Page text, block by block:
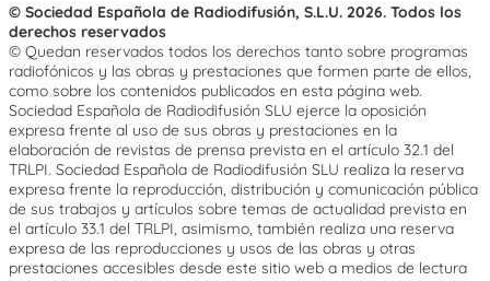
© Sociedad Española de Radiodifusión, S.L.U. 2026. Todos los
derechos reservados
© Quedan reservados todos los derechos tanto sobre programas
radiofónicos y las obras y prestaciones que formen parte de ellos,
como sobre los contenidos publicados en esta página web.
Sociedad Española de Radiodifusión SLU ejerce la oposición
expresa frente al uso de sus obras y prestaciones en la
elaboración de revistas de prensa prevista en el artículo 32.1 del
TRLPI. Sociedad Española de Radiodifusión SLU realiza la reserva
expresa frente la reproducción, distribución y comunicación pública
de sus trabajos y artículos sobre temas de actualidad prevista en
el artículo 33.1 del TRLPI, asimismo, también realiza una reserva
expresa de las reproducciones y usos de las obras y otras
prestaciones accesibles desde este sitio web a medios de lectura